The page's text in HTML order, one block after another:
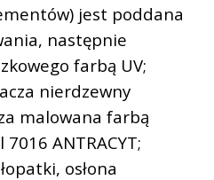
jest poddana
następnie
farbą UV;
nierdzewny
malowana farbą
ANTRACYT;
osłona